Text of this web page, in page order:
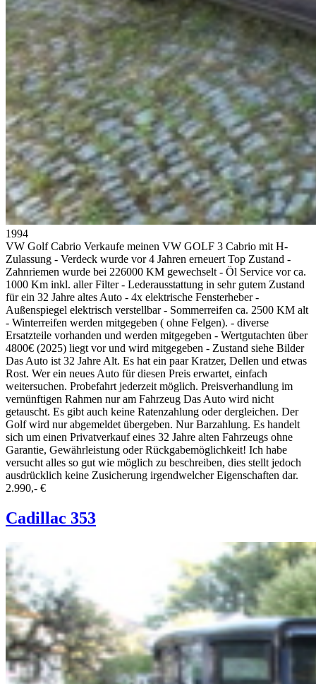
1994
VW Golf Cabrio Verkaufe meinen VW GOLF 3 Cabrio mit H-
Zulassung - Verdeck wurde vor 4 Jahren erneuert Top Zustand -
Zahnriemen wurde bei 226000 KM gewechselt - Öl Service vor ca.
1000 Km inkl. aller Filter - Lederausstattung in sehr gutem Zustand
für ein 32 Jahre altes Auto - 4x elektrische Fensterheber -
Außenspiegel elektrisch verstellbar - Sommerreifen ca. 2500 KM alt
- Winterreifen werden mitgegeben ( ohne Felgen). - diverse
Ersatzteile vorhanden und werden mitgegeben - Wertgutachten über
4800€ (2025) liegt vor und wird mitgegeben - Zustand siehe Bilder
Das Auto ist 32 Jahre Alt. Es hat ein paar Kratzer, Dellen und etwas
Rost. Wer ein neues Auto für diesen Preis erwartet, einfach
weitersuchen. Probefahrt jederzeit möglich. Preisverhandlung im
vernünftigen Rahmen nur am Fahrzeug Das Auto wird nicht
getauscht. Es gibt auch keine Ratenzahlung oder dergleichen. Der
Golf wird nur abgemeldet übergeben. Nur Barzahlung. Es handelt
sich um einen Privatverkauf eines 32 Jahre alten Fahrzeugs ohne
Garantie, Gewährleistung oder Rückgabemöglichkeit! Ich habe
versucht alles so gut wie möglich zu beschreiben, dies stellt jedoch
ausdrücklich keine Zusicherung irgendwelcher Eigenschaften dar.
2.990,- €
Cadillac 353